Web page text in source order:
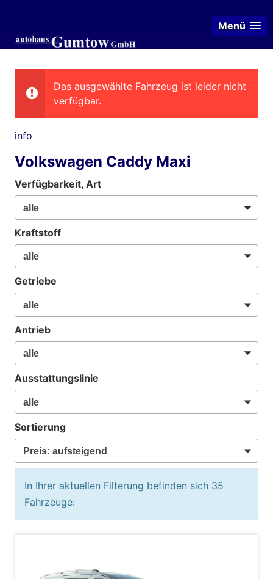
Menü
Das ausgewählte Fahrzeug ist leider nicht
verfügbar.
info
Volkswagen Caddy Maxi
Verfügbarkeit, Art
Kraftstoff
Getriebe
Antrieb
Ausstattungslinie
Sortierung
In Ihrer aktuellen Filterung befinden sich 35
Fahrzeuge: